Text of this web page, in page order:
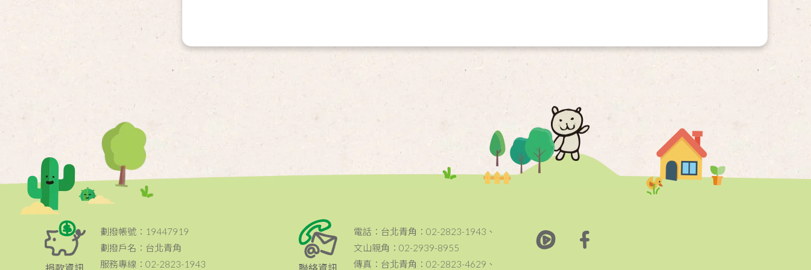
劃撥帳號：19447919
劃撥戶名：台北青角
服務專線：02-2823-1943
電話：台北青角：02-2823-1943、
文山親角：02-2939-8955
傳真：台北青角：02-2823-4629、